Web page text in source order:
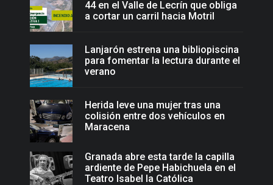
44 en el Valle de Lecrín que obliga
a cortar un carril hacia Motril
Lanjarón estrena una bibliopiscina
para fomentar la lectura durante el
verano
Herida leve una mujer tras una
colisión entre dos vehículos en
Maracena
Granada abre esta tarde la capilla
ardiente de Pepe Habichuela en el
Teatro Isabel la Católica